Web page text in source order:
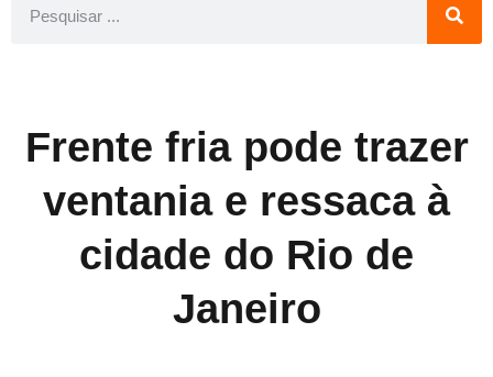
Frente fria pode trazer
ventania e ressaca à
cidade do Rio de
Janeiro